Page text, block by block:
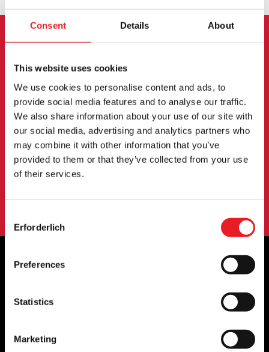
Consent Details About
This website uses cookies
We use cookies to personalise content and ads, to
provide social media features and to analyse our traffic.
We also share information about your use of our site with
our social media, advertising and analytics partners who
may combine it with other information that you’ve
provided to them or that they’ve collected from your use
of their services.
Selection
Erforderlich
Preferences
Statistics
Marketing
NEWSLETTER
Melden Sie sich an, um über neue Produkte,
Veranstaltungen und mehr informiert zu werden.
ANMELDUNG
unseremDatenschutzbestimmungen.